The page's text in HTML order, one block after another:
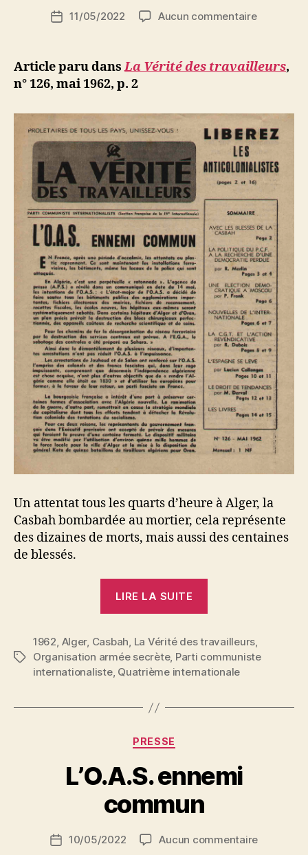
de
N
ji
b
Date11/05/2022 Aucun commentairesur
blessés
de
Article paru dansLa Vérité des travailleurs,
n° 126, mai 1962, p. 2
Un attentat tous les quarts d’heure à Alger, la
Casbah bombardée au mortier, cela représente
des dizaines de morts, mais aussi des centaines
de blessés.
LIRE LA SUITE
de
la
Casbah »
Étiquettes
1962, Alger, Casbah, La Vérité des travailleurs,
Organisation armée secrète, Parti communiste
internationaliste, Quatrième internationale
Catégories
PRESSE
L’O.A.S. ennemi
commun
de
a
S
N
Date10/05/2022 Aucun commentairesur